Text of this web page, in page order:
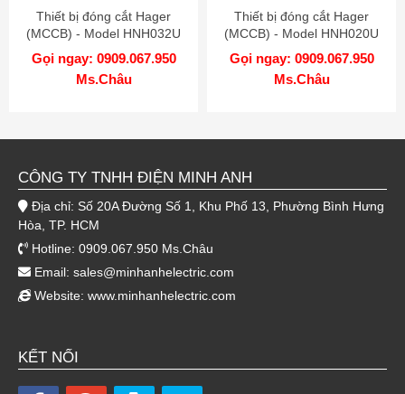
Thiết bị đóng cắt Hager
(MCCB) - Model HNH032U
Gọi ngay: 0909.067.950
Ms.Châu
Thiết bị đóng cắt Hager
(MCCB) - Model HNH020U
Gọi ngay: 0909.067.950
Ms.Châu
CÔNG TY TNHH ĐIỆN MINH ANH
Địa chỉ: Số 20A Đường Số 1, Khu Phố 13, Phường Bình Hưng
Hòa, TP. HCM
Hotline: 0909.067.950 Ms.Châu
Email: sales@minhanhelectric.com
Website: www.minhanhelectric.com
KẾT NỐI